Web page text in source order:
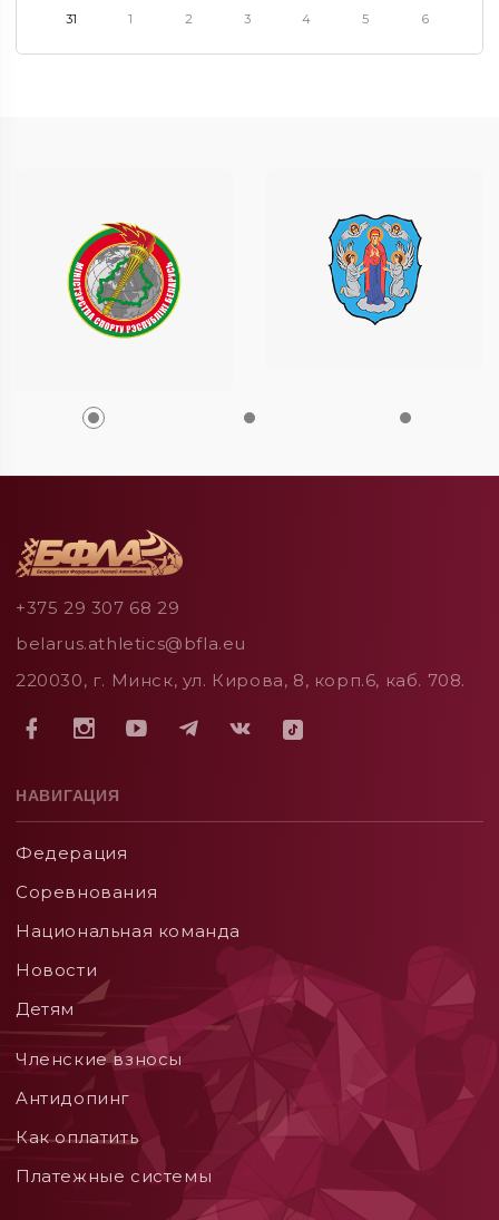
31 1 2 3 4 5 6
+375 29 307 68 29
belarus.athletics@bfla.eu
220030, г. Минск, ул. Кирова, 8, корп.6, каб. 708.
НАВИГАЦИЯ
Федерация
Соревнования
Национальная команда
Новости
Детям
Членские взносы
Aнтидопинг
Как оплатить
Платежные системы